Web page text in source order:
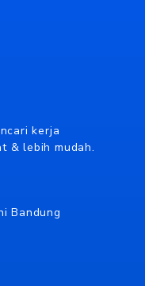
kerja
& lebih mudah.
Bandung